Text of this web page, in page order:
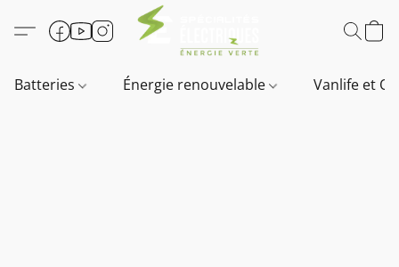
Batteries Énergie renouvelable Vanlife et